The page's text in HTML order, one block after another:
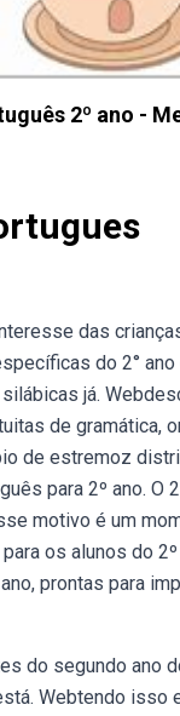
2º ano -
das
do 2°
já.
de gramática,
de estremoz
para 2º ano. O
motivo é um
os alunos do
prontas para
do segundo ano
Webtendo isso